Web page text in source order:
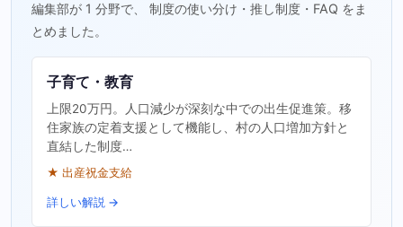
編集部が 1 分野で、 制度の使い分け・推し制度・FAQ をま
とめました。
子育て・教育
上限20万円。人口減少が深刻な中での出生促進策。移
住家族の定着支援として機能し、村の人口増加方針と
直結した制度…
★ 出産祝金支給
詳しい解説 →